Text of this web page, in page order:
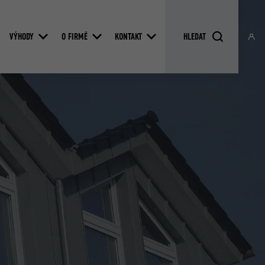
VÝHODY O FIRMĚ KONTAKT